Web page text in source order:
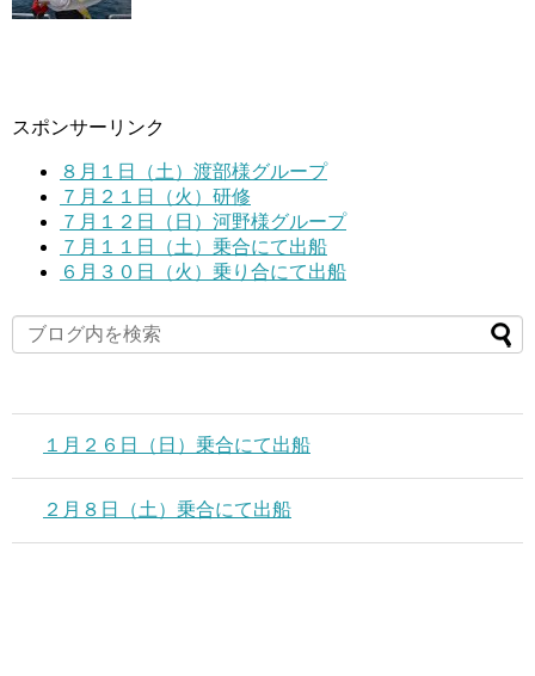
スポンサーリンク
８月１日（土）渡部様グループ
７月２１日（火）研修
７月１２日（日）河野様グループ
７月１１日（土）乗合にて出船
６月３０日（火）乗り合にて出船
１月２６日（日）乗合にて出船
２月８日（土）乗合にて出船